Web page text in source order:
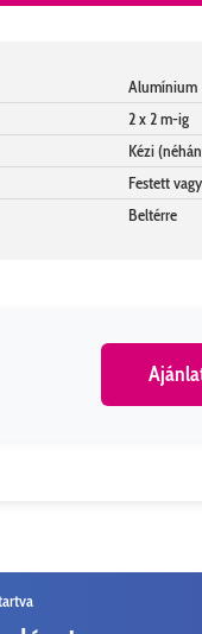
Alumínium
2 x 2 m-ig
Kézi
Festett
Beltérre